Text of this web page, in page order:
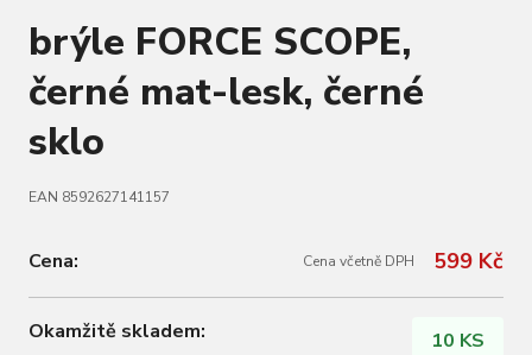
brýle FORCE SCOPE,
černé mat-lesk, černé
sklo
EAN 8592627141157
Cena: Cena včetně DPH 599 Kč
Okamžitě skladem: 10 KS